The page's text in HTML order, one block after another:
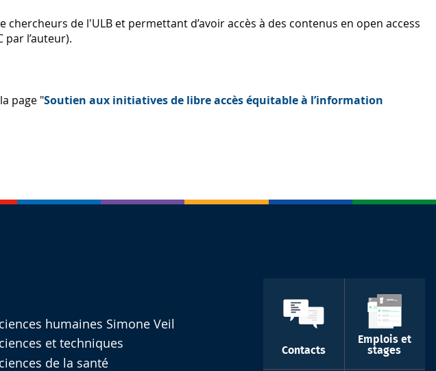
de l'ULB et permettant d’avoir accès à des contenus en open access
par l’auteur).
page "Soutien aux initiatives de libre accès équitable à l’information
humaines Simone Veil
et techniques
de la santé
Contacts
Emplois et
stages